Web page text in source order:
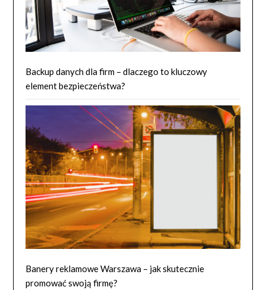
Backup danych dla firm – dlaczego to kluczowy
element bezpieczeństwa?
Banery reklamowe Warszawa – jak skutecznie
promować swoją firmę?